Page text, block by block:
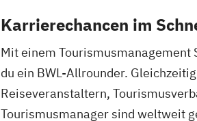
Karrierechancen im
Mit einem
du ein BWL-Allrounder.
Reiseveranstaltern,
Tourismusmanager sind weltweit